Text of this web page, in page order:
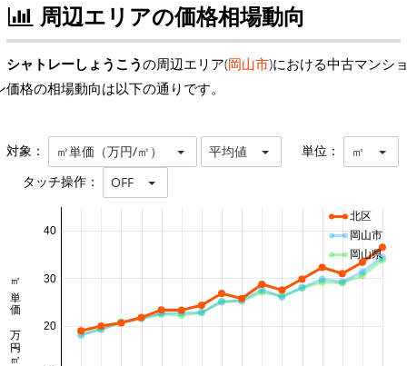
周辺エリアの価格相場動向
シャトレーしょうこうの周辺エリア(岡山市)における中古マンシ
価格の相場動向は以下の通りです。
対象： ㎡単価（万円/㎡） 平均値 単位： ㎡
タッチ操作： OFF
20
30
40
㎡単価 万円/㎡
北区
岡山市
岡山県